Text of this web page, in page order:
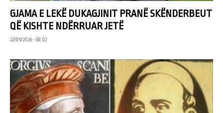
GJAMA E LEKË DUKAGJINIT PRANË SKËNDERBEUT
QË KISHTE NDËRRUAR JETË
22/05/2026 • 08:02